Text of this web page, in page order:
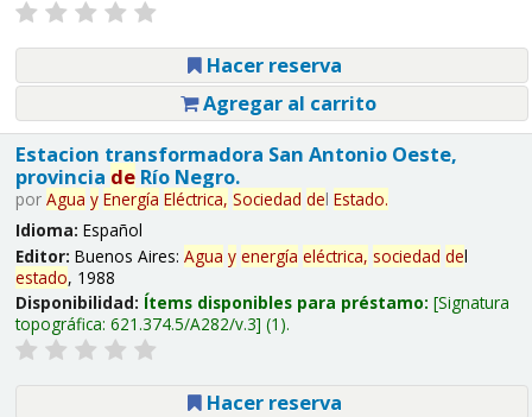
Hacer reserva
Agregar al carrito
Estacion transformadora San Antonio Oeste,
provincia deRío Negro.
por Agua y Energía Eléctrica, Sociedad del Estado.
Idioma: Español
Editor: Buenos Aires: Agua y energía eléctrica, sociedad del
estado, 1988
Disponibilidad: Ítems disponibles para préstamo: Signatura
topográfica: 621.374.5/A282/v.3 (1).
Hacer reserva